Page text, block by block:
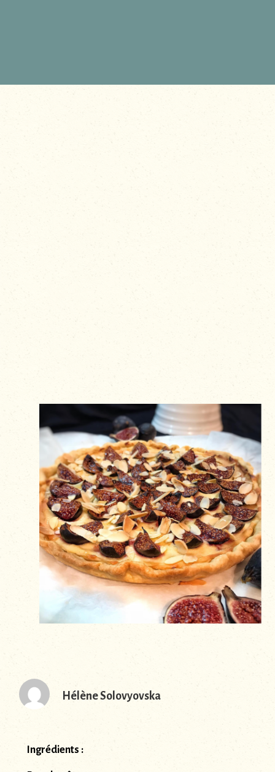
Hélène Solovyovska
Ingrédients :